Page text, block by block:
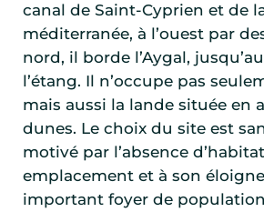
canal de Saint-Cyprien et de
méditerranée, à l’ouest par
nord, il borde l’Aygal,
l’étang. Il n’occupe pas
mais aussi la lande située en
dunes. Le choix du site est
motivé par l’absence
emplacement et à son
important foyer de